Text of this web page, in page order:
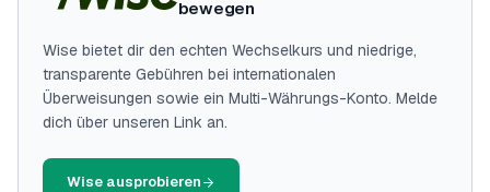
bewegen
Wise bietet dir den echten Wechselkurs und niedrige,
transparente Gebühren bei internationalen
Überweisungen sowie ein Multi-Währungs-Konto. Melde
dich über unseren Link an.
Wise ausprobieren